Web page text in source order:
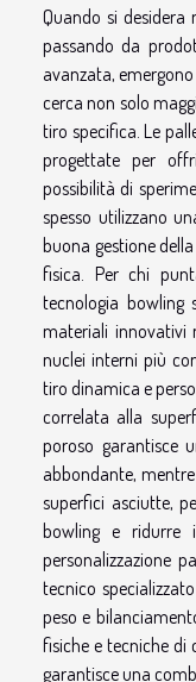
Quando si desidera
passando da
avanzata,
cerca non solo
tiro specifica. Le
progettate per
possibilità di
spesso utilizzano
buona gestione
fisica. Per chi
tecnologia bowling
materiali innovativi
nuclei interni più
tiro dinamica e
correlata alla
poroso garantisce
abbondante,
superfici asciutte,
bowling e ridurre
personalizzazione
tecnico
peso e
fisiche e tecniche di
garantisce una